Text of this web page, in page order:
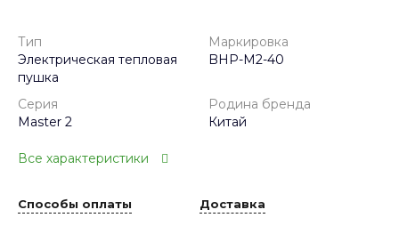
Тип
Электрическая тепловая
пушка
Маркировка
BHP-M2-40
Серия
Master 2
Родина бренда
Китай
Все характеристики
Способы оплаты Доставка